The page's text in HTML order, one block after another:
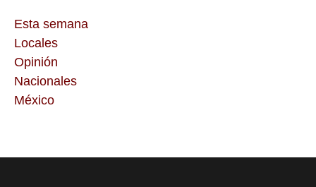
Esta semana
Locales
Opinión
Nacionales
México